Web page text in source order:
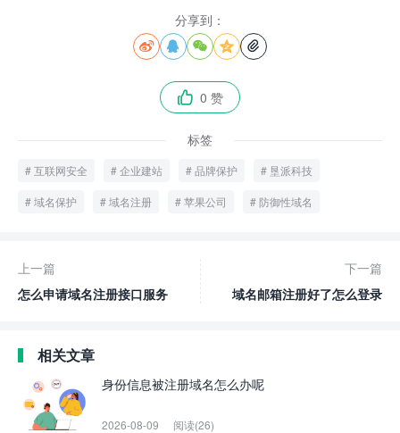
分享到：
    
 0 赞
标签
互联网安全 企业建站 品牌保护 垦派科技
域名保护 域名注册 苹果公司 防御性域名
上一篇
怎么申请域名注册接口服务
下一篇
域名邮箱注册好了怎么登录
相关文章
身份信息被注册域名怎么办呢
2026-08-09 阅读(26)